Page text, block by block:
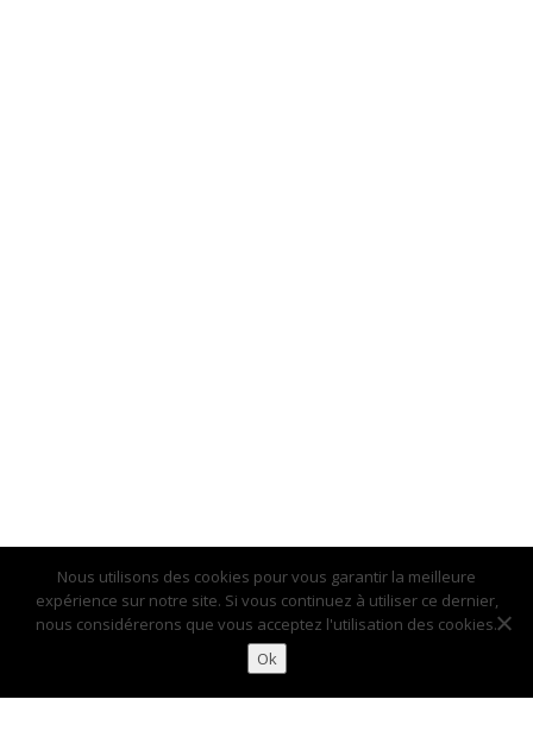
Contact Informations légales
Nous utilisons des cookies pour vous garantir la meilleure
expérience sur notre site. Si vous continuez à utiliser ce dernier,
nous considérerons que vous acceptez l'utilisation des cookies.
Ok